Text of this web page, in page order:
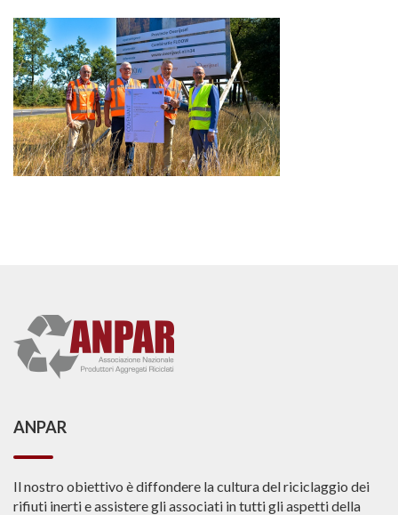
ANPAR
Il nostro obiettivo è diffondere la cultura del riciclaggio dei
rifiuti inerti e assistere gli associati in tutti gli aspetti della